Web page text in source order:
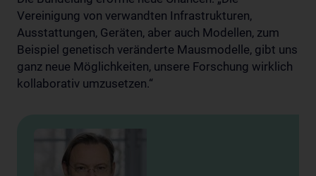
Vereinigung von verwandten Infrastrukturen,
Ausstattungen, Geräten, aber auch Modellen, zum
Beispiel genetisch veränderte Mausmodelle, gibt uns
ganz neue Möglichkeiten, unsere Forschung wirklich
kollaborativ umzusetzen.“